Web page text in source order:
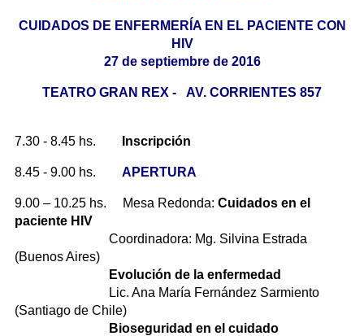
CUIDADOS DE ENFERMERÍA EN EL PACIENTE CON
HIV
27 de septiembre de 2016
TEATRO GRAN REX - AV. CORRIENTES 857
7.30 - 8.45 hs. Inscripción
8.45 - 9.00 hs. APERTURA
9.00 – 10.25 hs. Mesa Redonda: Cuidados en el
paciente HIV
Coordinadora: Mg. Silvina Estrada
(Buenos Aires)
Evolución de la enfermedad
Lic. Ana María Fernández Sarmiento
(Santiago de Chile)
Bioseguridad en el cuidado